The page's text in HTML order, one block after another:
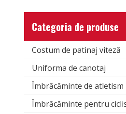
Categoria de produse
Costum de patinaj viteză
Uniforma de canotaj
Îmbrăcăminte de atletism
Îmbrăcăminte pentru